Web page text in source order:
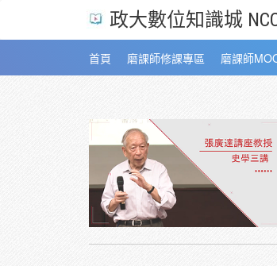
政大數位知識城
首頁 磨課師修課專區 磨課師